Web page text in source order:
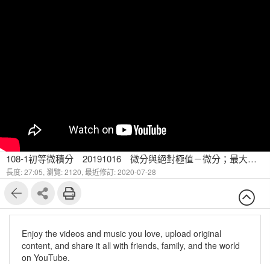
108-1初等微積分 20191016 微分與絕對極值－微分；最大值；最小值
長度: 27:05, 瀏覽: 2120, 最近修訂: 2020-07-28
Enjoy the videos and music you love, upload original
content, and share it all with friends, family, and the world
on YouTube.